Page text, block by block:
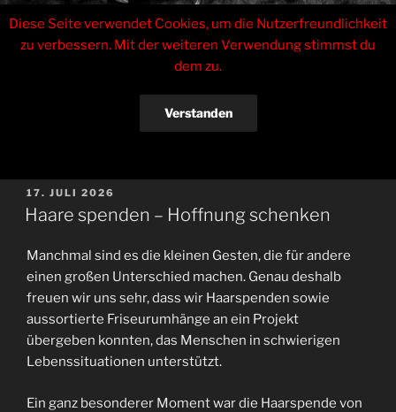
Zum
Inhalt
springen
Tinas Haarstudio
Inhaberin Sabrina Czarkowski
Menü
VERÖFFENTLICHT
AM
17. JULI 2026
Haare spenden – Hoffnung schenken
Manchmal sind es die kleinen Gesten, die für andere
einen großen Unterschied machen. Genau deshalb
freuen wir uns sehr, dass wir Haarspenden sowie
aussortierte Friseurumhänge an ein Projekt
übergeben konnten, das Menschen in schwierigen
Lebenssituationen unterstützt.
Ein ganz besonderer Moment war die Haarspende von
Diese Seite verwendet Cookies, um die Nutzerfreundlichkeit
zu verbessern. Mit der weiteren Verwendung stimmst du
dem zu.
Verstanden